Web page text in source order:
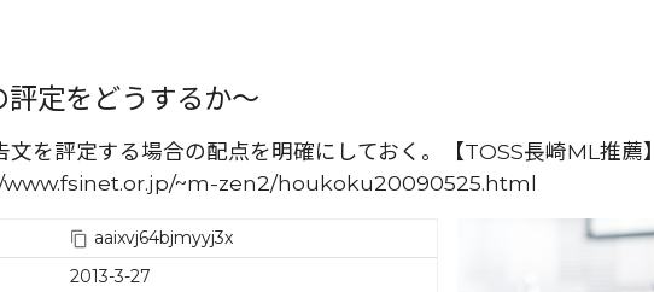
定をどうするか〜
を評定する場合の配点を明確にしておく。【TOSS長崎ML推薦】
www.fsinet.or.jp/~m-zen2/houkoku20090525.html
aaixvj64bjmyyj3x
2013-3-27